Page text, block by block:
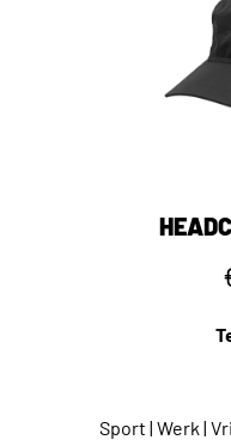
Sport | Werk |